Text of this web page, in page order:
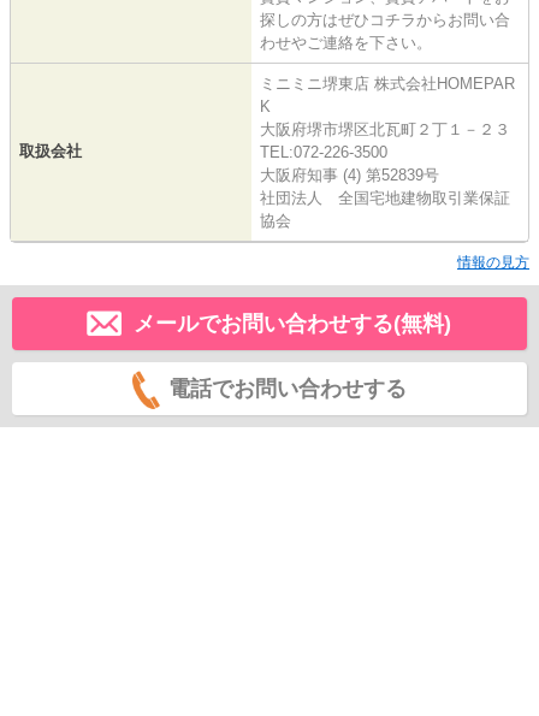
探しの方はぜひコチラからお問い合
わせやご連絡を下さい。
取扱会社
ミニミニ堺東店 株式会社HOMEPAR
K
大阪府堺市堺区北瓦町２丁１－２３
TEL:072-226-3500
大阪府知事 (4) 第52839号
社団法人 全国宅地建物取引業保証
協会
情報の見方
メールでお問い合わせする(無料)
電話でお問い合わせする